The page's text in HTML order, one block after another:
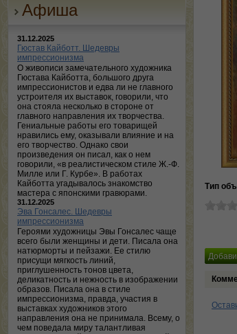
Афиша
31.12.2025
Гюстав Кайботт. Шедевры
импрессионизма
О живописи замечательного художника
Гюстава Кайботта, большого друга
импрессионистов и едва ли не главного
устроителя их выставок, говорили, что
она стояла несколько в стороне от
главного направления их творчества.
Гениальные работы его товарищей
нравились ему, оказывали влияние и на
его творчество. Однако свои
произведения он писал, как о нем
говорили, «в реалистическом стиле Ж.-Ф.
Милле или Г. Курбе». В работах
Кайботта угадывалось знакомство
мастера с японскими гравюрами.
31.12.2025
Эва Гонсалес. Шедевры
импрессионизма
Героями художницы Эвы Гонсалес чаще
всего были женщины и дети. Писала она
натюрморты и пейзажи. Ее стилю
присущи мягкость линий,
приглушенность тонов цвета,
деликатность и нежность в изображении
образов. Писала она в стиле
импрессионизма, правда, участия в
выставках художников этого
направления она не принимала. Всему, о
чем поведала миру талантливая
Тип